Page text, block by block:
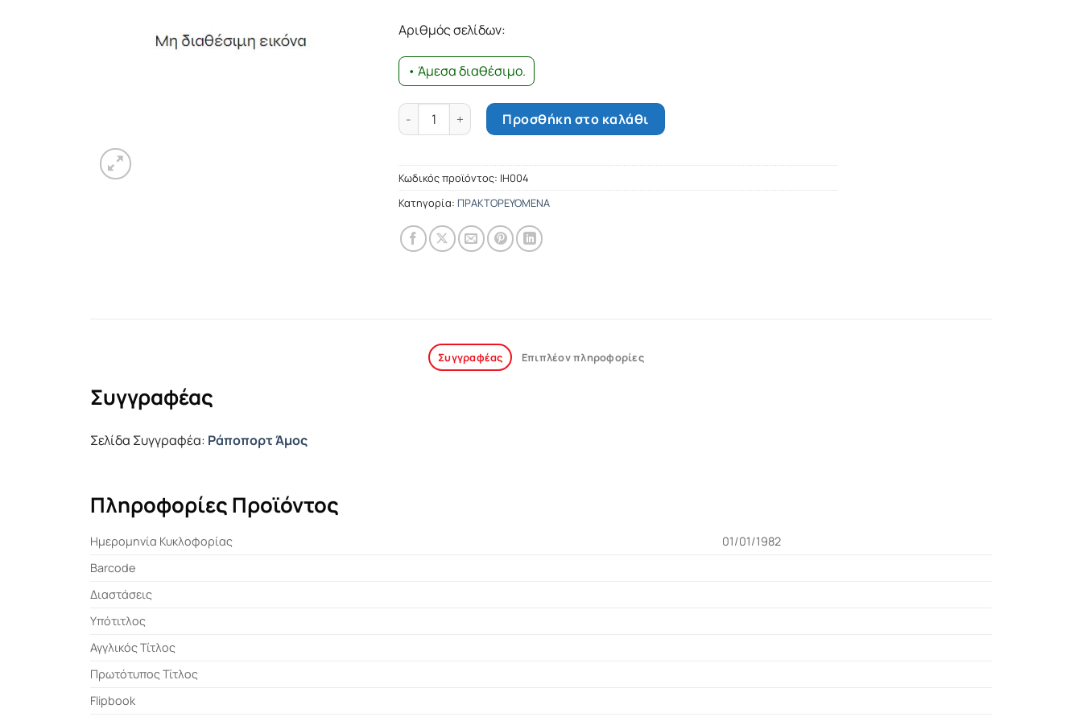
Αριθμός σελίδων:
• Άμεσα διαθέσιμο.
Ανώνυμη αρχιτεκτονική ποσότητα
Προσθήκη στο καλάθι
Κωδικός προϊόντος: ΙΗ004
Κατηγορία: ΠΡΑΚΤΟΡΕΥΟΜΕΝΑ
Συγγραφέας Επιπλέον πληροφορίες
Συγγραφέας
Σελίδα Συγγραφέα: Ράποπορτ Άμος
Πληροφορίες Προϊόντος
Ημερομηνία Κυκλοφορίας
01/01/1982
Barcode
Διαστάσεις
Υπότιτλος
Αγγλικός Τίτλος
Πρωτότυπος Τίτλος
Flipbook